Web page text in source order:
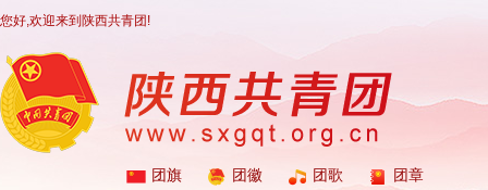
您好,欢迎来到陕西共青团!
团旗 团徽 团歌 团章